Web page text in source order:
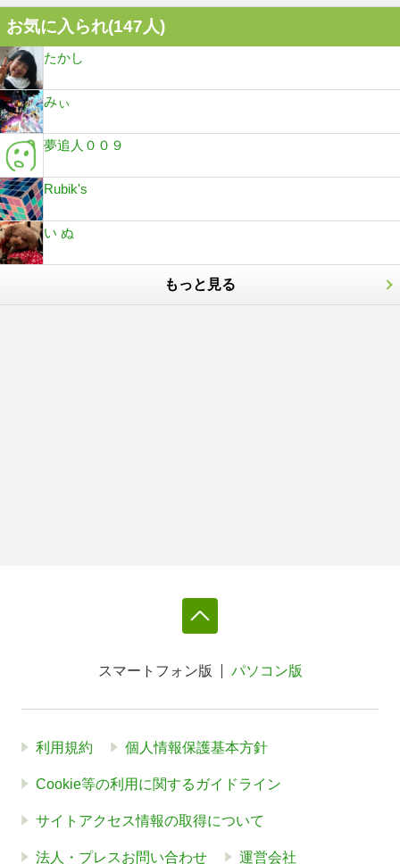
お気に入られ(147人)
たかし
みぃ
夢追人００９
Rubik's
い ぬ
もっと見る
スマートフォン版 パソコン版
利用規約 個人情報保護基本方針
Cookie等の利用に関するガイドライン
サイトアクセス情報の取得について
法人・プレスお問い合わせ 運営会社